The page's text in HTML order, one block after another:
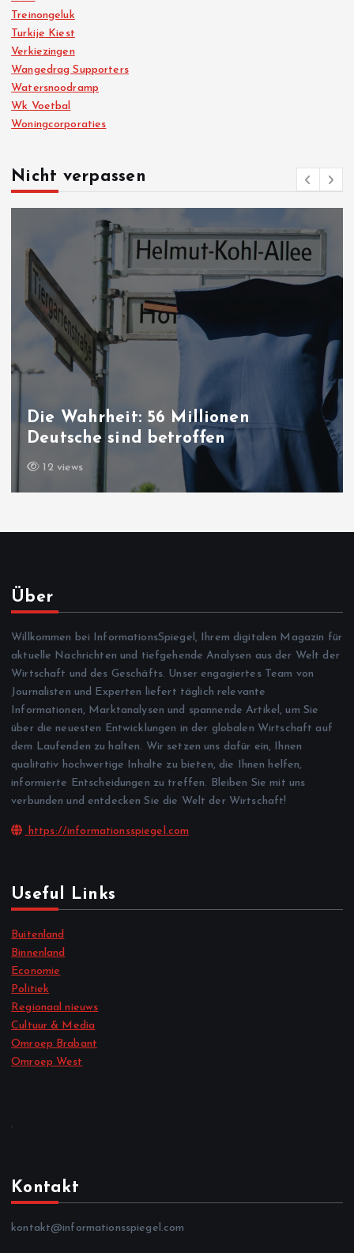
Treinongeluk
Turkije Kiest
Verkiezingen
Wangedrag Supporters
Watersnoodramp
Wk Voetbal
Woningcorporaties
Nicht verpassen
Die Wahrheit: 56 Millionen
Deutsche sind betroffen
12 views
Über
Willkommen bei InformationsSpiegel, Ihrem digitalen Magazin für
aktuelle Nachrichten und tiefgehende Analysen aus der Welt der
Wirtschaft und des Geschäfts. Unser engagiertes Team von
Journalisten und Experten liefert täglich relevante
Informationen, Marktanalysen und spannende Artikel, um Sie
über die neuesten Entwicklungen in der globalen Wirtschaft auf
dem Laufenden zu halten. Wir setzen uns dafür ein, Ihnen
qualitativ hochwertige Inhalte zu bieten, die Ihnen helfen,
informierte Entscheidungen zu treffen. Bleiben Sie mit uns
verbunden und entdecken Sie die Welt der Wirtschaft!
https://informationsspiegel.com
Useful Links
Buitenland
Binnenland
Economie
Politiek
Regionaal nieuws
Cultuur & Media
Omroep Brabant
Omroep West
.
Kontakt
kontakt@informationsspiegel.com